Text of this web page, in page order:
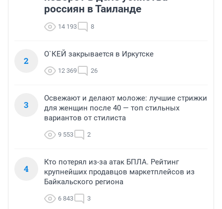
россиян в Таиланде
14 193 8
2
О`КЕЙ закрывается в Иркутске
12 369 26
3
Освежают и делают моложе: лучшие стрижки
для женщин после 40 — топ стильных
вариантов от стилиста
9 553 2
4
Кто потерял из-за атак БПЛА. Рейтинг
крупнейших продавцов маркетплейсов из
Байкальского региона
6 843 3